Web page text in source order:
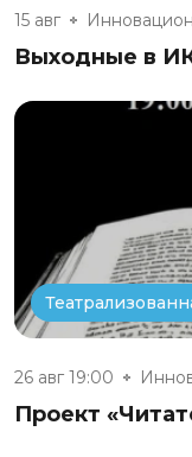
15 авг
Выходные в
26 авг 19:00
Проект